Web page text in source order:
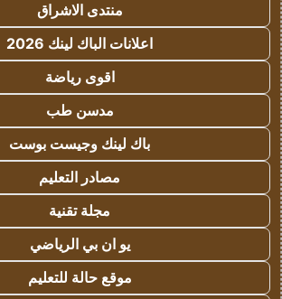
منتدى الاشراق
اعلانات الباك لينك 2026
اقوى رياضة
مدسن طب
باك لينك وجيست بوست
مصادر التعليم
مجلة تقنية
يو ان بي الرياضي
موقع حالة للتعليم